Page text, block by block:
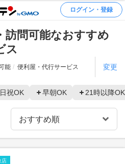
ログイン・登録
訪問可能なおすすめ
ス
能 便利屋・代行サービス 変更
日祝OK 早朝OK 21時以降OK
店